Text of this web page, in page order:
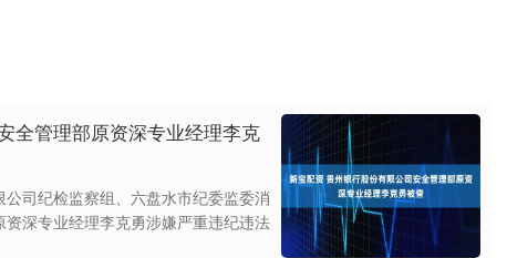
全管理部原资深专业经理李克
司纪检监察组、六盘水市纪委监委消
深专业经理李克勇涉嫌严重违纪违法